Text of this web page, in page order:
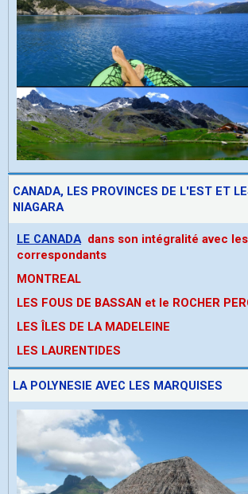
CANADA, LES PROVINCES DE L'EST ET
NIAGARA
LE CANADA dans son intégralité avec
correspondants
MONTREAL
LES FOUS DE BASSAN et le ROCHER
LES ÎLES DE LA MADELEINE
LES LAURENTIDES
LA POLYNESIE AVEC LES MARQUISES